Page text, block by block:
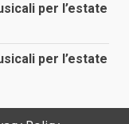
per l’estate
per l’estate